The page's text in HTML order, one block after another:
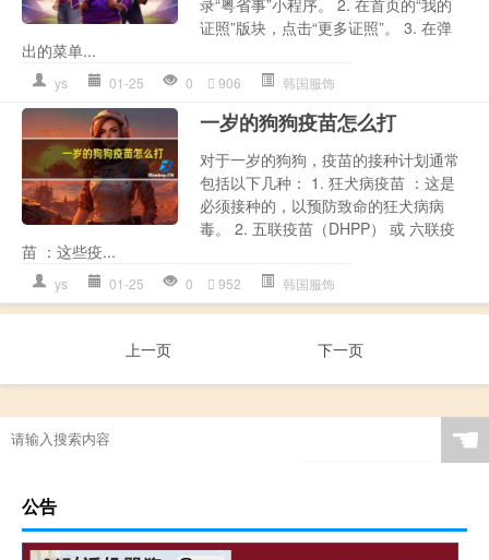
证照”版块，点击“更多证照”。 3. 在弹
出的菜单...
ys 01-25 0 906 韩国服饰
一岁的狗狗疫苗怎么打
对于一岁的狗狗，疫苗的接种计划通常
包括以下几种： 1. 狂犬病疫苗 ：这是
必须接种的，以预防致命的狂犬病病
毒。 2. 五联疫苗（DHPP） 或 六联疫
苗 ：这些疫...
ys 01-25 0 952 韩国服饰
上一页 下一页
☚
公告